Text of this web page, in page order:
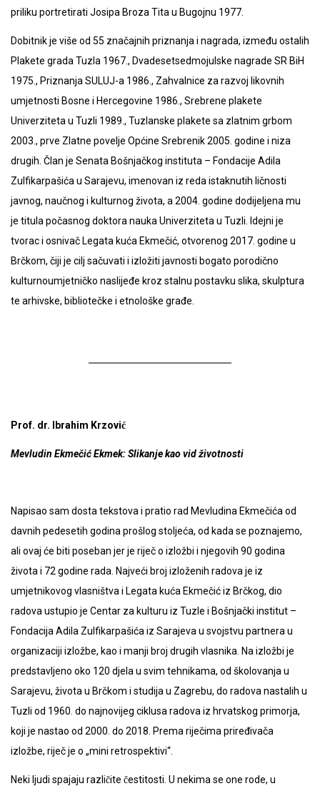
priliku portretirati Josipa Broza Tita u Bugojnu 1977.
Dobitnik je više od 55 značajnih priznanja i nagrada, između ostalih
Plakete grada Tuzla 1967., Dvadesetsedmojulske nagrade SR BiH
1975., Priznanja SULUJ-a 1986., Zahvalnice za razvoj likovnih
umjetnosti Bosne i Hercegovine 1986., Srebrene plakete
Univerziteta u Tuzli 1989., Tuzlanske plakete sa zlatnim grbom
2003., prve Zlatne povelje Općine Srebrenik 2005. godine i niza
drugih. Član je Senata Bošnjačkog instituta – Fondacije Adila
Zulfikarpašića u Sarajevu, imenovan iz reda istaknutih ličnosti
javnog, naučnog i kulturnog života, a 2004. godine dodijeljena mu
je titula počasnog doktora nauka Univerziteta u Tuzli. Idejni je
tvorac i osnivač Legata kuća Ekmečić, otvorenog 2017. godine u
Brčkom, čiji je cilj sačuvati i izložiti javnosti bogato porodično
kulturnoumjetničko naslijeđe kroz stalnu postavku slika, skulptura
te arhivske, bibliotečke i etnološke građe.
Prof. dr. Ibrahim Krzović
Mevludin Ekmečić Ekmek: Slikanje kao vid životnosti
Napisao sam dosta tekstova i pratio rad Mevludina Ekmečića od
davnih pedesetih godina prošlog stoljeća, od kada se poznajemo,
ali ovaj će biti poseban jer je riječ o izložbi i njegovih 90 godina
života i 72 godine rada. Najveći broj izloženih radova je iz
umjetnikovog vlasništva i Legata kuća Ekmečić iz Brčkog, dio
radova ustupio je Centar za kulturu iz Tuzle i Bošnjački institut –
Fondacija Adila Zulfikarpašića iz Sarajeva u svojstvu partnera u
organizaciji izložbe, kao i manji broj drugih vlasnika. Na izložbi je
predstavljeno oko 120 djela u svim tehnikama, od školovanja u
Sarajevu, života u Brčkom i studija u Zagrebu, do radova nastalih u
Tuzli od 1960. do najnovijeg ciklusa radova iz hrvatskog primorja,
koji je nastao od 2000. do 2018. Prema riječima priređivača
izložbe, riječ je o „mini retrospektivi“.
Neki ljudi spajaju različite čestitosti. U nekima se one rode, u